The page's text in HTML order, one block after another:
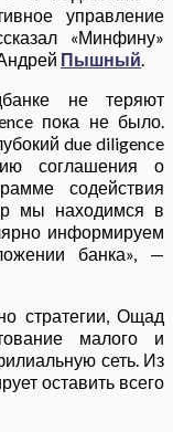
управление
«Минфину»
Пышный.
не теряют
пока не было.
due diligence
соглашения о
содействия
мы находимся в
информируем
банка», —
стратегии, Ощад
малого и
сеть. Из
оставить всего